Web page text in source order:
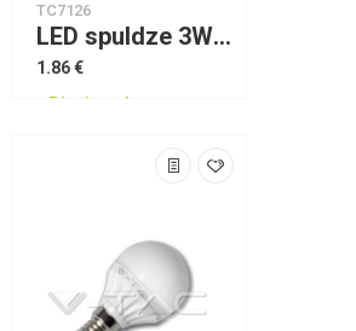
TC7126
LED spuldze 3W GU10 silta gaisma VTAC
1.86 €
Pieejams!